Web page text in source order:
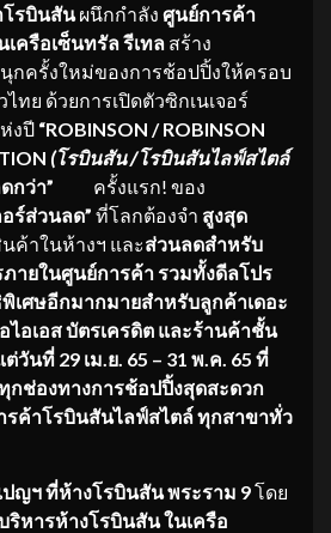
โรบินสันผนึกกำลัง ศูนย์การค้า
ครือเซ็นทรัล รีเทล สร้าง
กครั้งใหม่ของการช้อปปิ้งให้ครอบ
ทย ด้วยการเปิดตัวซิกเนเจอร์
งปี “ROBINSON / ROBINSON
(โรบินสัน /โรบินสันไลฟ์สไตล์
กว่า” ครั้งแรก! ของ
อร์ส่วนลด” ที่โลกต้องจำ สูงสุด
ค้าในห้างฯ และส่วนลดสำหรับ
ายในศูนย์การค้า รวมทั้งดีลโปร
เศษอีกมากมายสำหรับลูกค้าเดอะ
ไอเอสบัตรเครดิต และร้านค้าชั้น
ต่วันที่ 29 เม.ย. 65 – 31 พ.ค. 65 ที่
กช่องทางการช้อปปิ้งสุดสะดวก
รค้าโรบินสันไลฟ์สไตล์ ทุกสาขาทั่ว
ญฯ ที่ห้างโรบินสัน พระราม 9โดย
ริหารห้างโรบินสัน ในเครือ